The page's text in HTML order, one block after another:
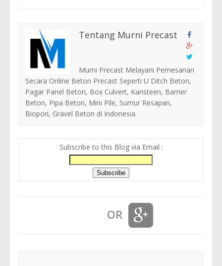
Tentang Murni Precast
Murni Precast Melayani Pemesanan
Secara Online Beton Precast Seperti U Ditch Beton,
Pagar Panel Beton, Box Culvert, Kansteen, Barrier
Beton, Pipa Beton, Mini Pile, Sumur Resapan,
Biopori, Gravel Beton di Indonesia.
Subscribe to this Blog via Email :
OR